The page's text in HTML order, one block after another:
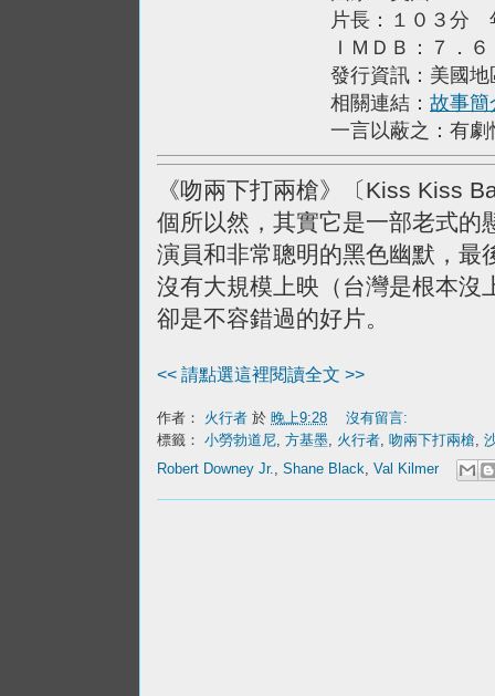
片長：１０３分
ＩＭＤＢ：７．
發行資訊：美國
相關連結： 故事簡
一言以蔽之：有
《吻兩下打兩槍》〔Kiss Kiss
個所以然，其實它是一部老式的
演員和非常聰明的黑色幽默，最
沒有大規模上映（台灣是根本沒
卻是不容錯過的好片。
<< 請點選這裡閱讀全文 >>
作者： 火行者 於 晚上9:28
沒有留言:
標籤： 小勞勃道尼, 方基墨, 火行者, 吻兩下打兩槍,
Robert Downey Jr.
Shane Black Val Kilmer